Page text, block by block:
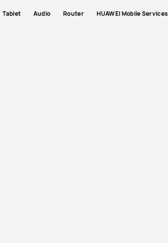
Tablet Audio Router HUAWEI Mobile Services